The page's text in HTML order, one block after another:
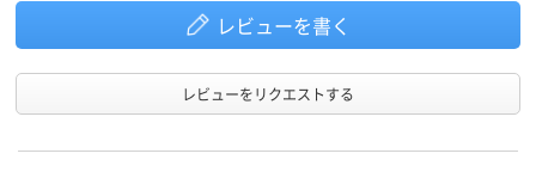
レビューを書く
レビューをリクエストする